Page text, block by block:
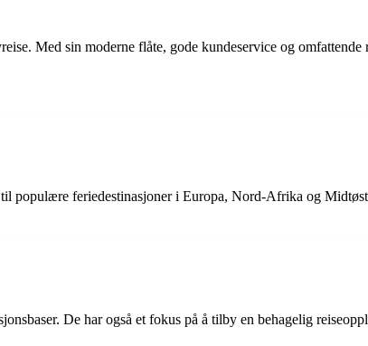
Med sin moderne flåte, gode kundeservice og
populære feriedestinasjoner i Europa, Nord-Afrika og
De har også et fokus på å tilby en behagelig